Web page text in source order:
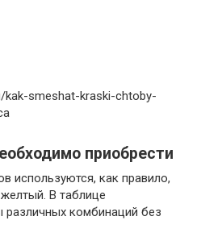
kak-smeshat-kraski-chtoby-
приобрести
используются, как правило,
В таблице
различных комбинаций без